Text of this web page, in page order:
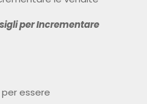
per Incrementare
essere